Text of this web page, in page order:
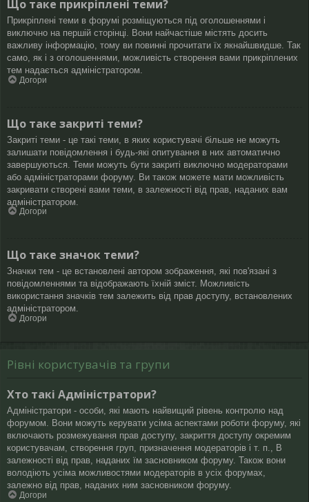
Що таке прикріплені теми?
Прикріплені теми в форумі розміщуються під оголошеннями і
виключно на першій сторінці. Вони найчастіше містять досить
важливу інформацію, тому ви повинні прочитати їх якнайшвидше. Так
само, як і з оголошеннями, можливість створення вами прикріплених
тем надається адміністратором.
Догори
Що таке закриті теми?
Закриті теми - це такі теми, в яких користувачі більше не можуть
залишати повідомлення і будь-які опитування в них автоматично
завершуються. Теми можуть бути закриті виключно модераторами
або адміністраторами форуму. Ви також можете мати можливість
закривати створені вами теми, в залежності від прав, наданих вам
адміністратором.
Догори
Що таке значок теми?
Значки тем - це встановлені автором зображення, які пов'язані з
повідомленнями та відображають їхній зміст. Можливість
використання значків тем залежить від прав доступу, встановлених
адміністратором.
Догори
Рівні користувачів та групи
Хто такі Адміністратори?
Адміністратори - особи, які мають найвищий рівень контролю над
форумом. Вони можуть керувати усіма аспектами роботи форуму, які
включають розмежування прав доступу, закриття доступу окремим
користувачам, створення груп, призначення модераторів і т. п., В
залежності від прав, наданих їм засновником форуму. Також вони
володіють усіма можливостями модераторів в усіх форумах,
залежно від прав, наданих ним засновником форуму.
Догори